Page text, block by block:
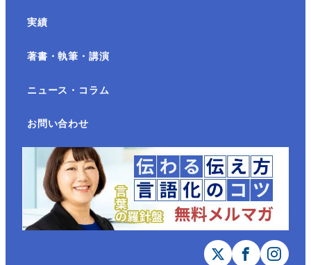
実績
著書・執筆・講演
ニュース・コラム
お問い合わせ